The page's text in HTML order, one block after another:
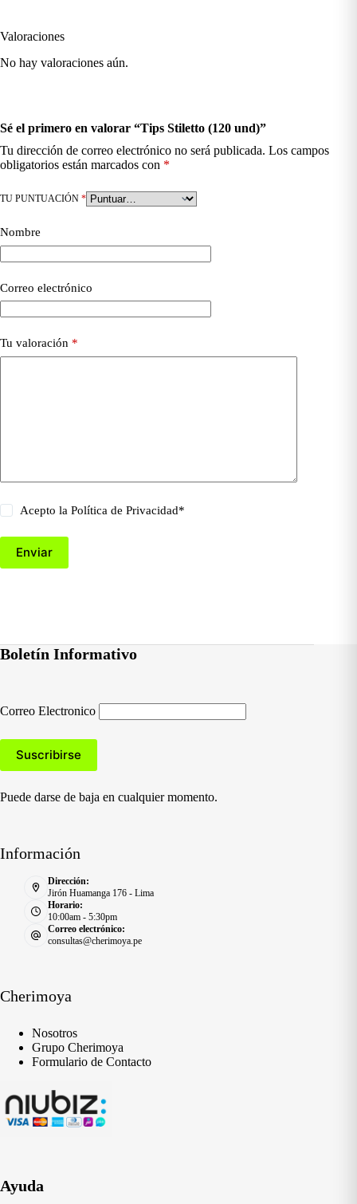
Valoraciones
No hay valoraciones aún.
Sé el primero en valorar “Tips Stiletto (120 und)”
Tu dirección de correo electrónico no será publicada. Los campos
obligatorios están marcados con *
TU PUNTUACIÓN *
Nombre
Correo electrónico
Tu valoración *
Acepto laPolítica de Privacidad*
Enviar
Boletín Informativo
Correo Electronico
Puede darse de baja en cualquier momento.
Información
Dirección:
Jirón Huamanga 176 - Lima
Horario:
10:00am - 5:30pm
Correo electrónico:
consultas@cherimoya.pe
Cherimoya
Nosotros
Grupo Cherimoya
Formulario de Contacto
Ayuda